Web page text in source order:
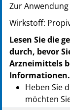
PZN: 07795468
PPN:
PZN: 07795474
PPN:
Zur
Wirkstoff:
Lesen Sie die
durch, bevor
Arzneimittels
Informationen.
Heben Sie
möchten